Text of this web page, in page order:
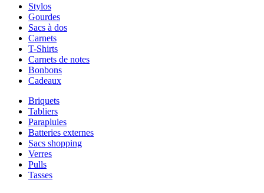
Stylos
Gourdes
Sacs à dos
Carnets
T-Shirts
Carnets de notes
Bonbons
Cadeaux
Briquets
Tabliers
Parapluies
Batteries externes
Sacs shopping
Verres
Pulls
Tasses